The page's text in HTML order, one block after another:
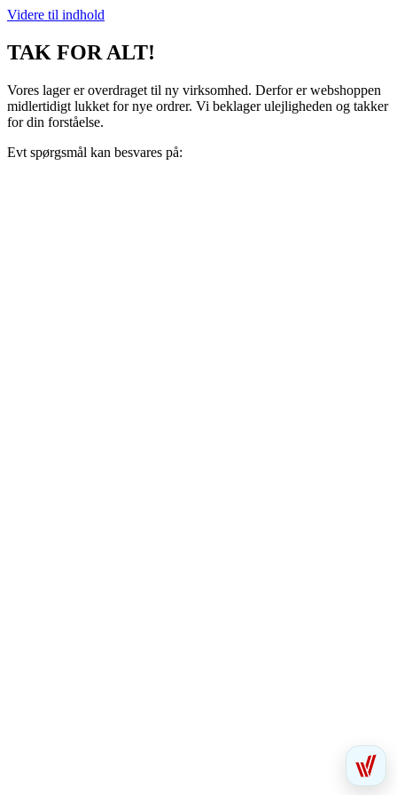
Videre til indhold
TAK FOR ALT!
Vores lager er overdraget til ny virksomhed. Derfor er webshoppen
midlertidigt lukket for nye ordrer. Vi beklager ulejligheden og takker
for din forståelse.
Evt spørgsmål kan besvares på: